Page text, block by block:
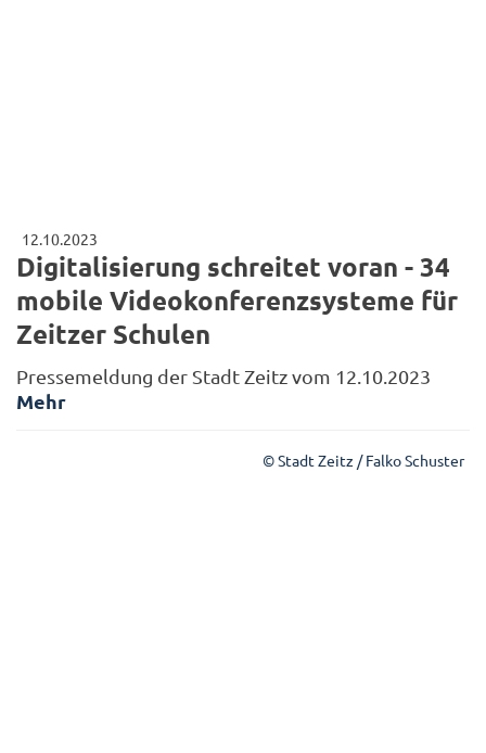
12.10.2023
Digitalisierung schreitet voran - 34
mobile Videokonferenzsysteme für
Zeitzer Schulen
Pressemeldung der Stadt Zeitz vom 12.10.2023
Mehr
© Stadt Zeitz / Falko Schuster